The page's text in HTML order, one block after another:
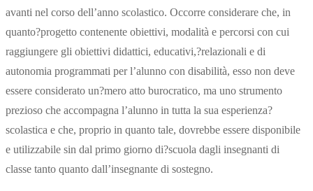
avanti nel corso dell’anno scolastico. Occorre considerare che, in
quanto?progetto contenente obiettivi, modalità e percorsi con cui
raggiungere gli obiettivi didattici, educativi,?relazionali e di
autonomia programmati per l’alunno con disabilità, esso non deve
essere considerato un?mero atto burocratico, ma uno strumento
prezioso che accompagna l’alunno in tutta la sua esperienza?
scolastica e che, proprio in quanto tale, dovrebbe essere disponibile
e utilizzabile sin dal primo giorno di?scuola dagli insegnanti di
classe tanto quanto dall’insegnante di sostegno.